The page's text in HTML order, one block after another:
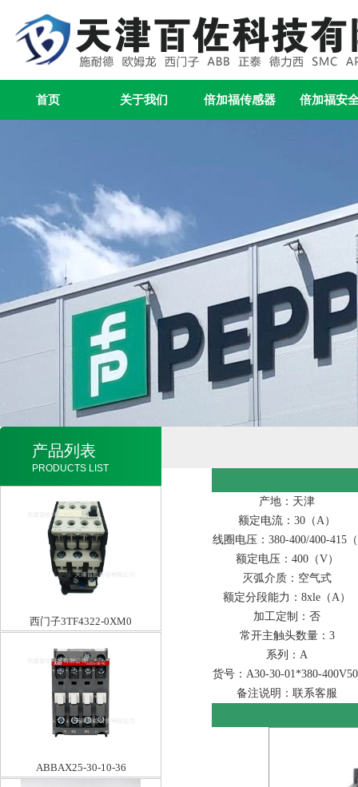
首页 关于我们 倍加福传感器 倍加福安
产品列表
PRODUCTS LIST
西门子3TF4322-0XM0
ABBAX25-30-10-36
产地：天津
额定电流：30（A）
线圈电压：380-400/400-415
额定电压：400（V）
灭弧介质：空气式
额定分段能力：8xle（A）
加工定制：否
常开主触头数量：3
系列：A
货号：A30-30-01*380-
备注说明：联系客服